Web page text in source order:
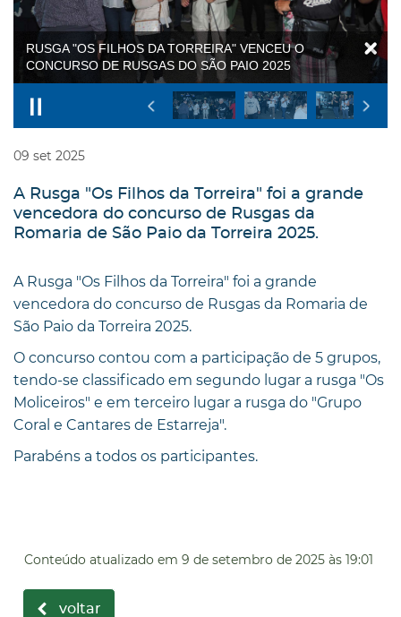
RUSGA "OS FILHOS DA TORREIRA" VENCEU O
CONCURSO DE RUSGAS DO SÃO PAIO 2025
09 set 2025
A Rusga "Os Filhos da Torreira" foi a grande
vencedora do concurso de Rusgas da
Romaria de São Paio da Torreira 2025.
A Rusga "Os Filhos da Torreira" foi a grande
vencedora do concurso de Rusgas da Romaria de
São Paio da Torreira 2025.
O concurso contou com a participação de 5 grupos,
tendo-se classificado em segundo lugar a rusga "Os
Moliceiros" e em terceiro lugar a rusga do "Grupo
Coral e Cantares de Estarreja".
Parabéns a todos os participantes.
Conteúdo atualizado em 9 de setembro de 2025 às 19:01
voltar